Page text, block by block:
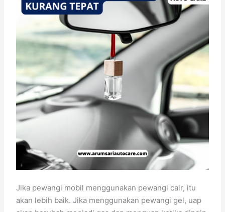
Jika pewangi mobil menggunakan pewangi cair, itu
akan lebih baik. Jika menggunakan pewangi gel, uap